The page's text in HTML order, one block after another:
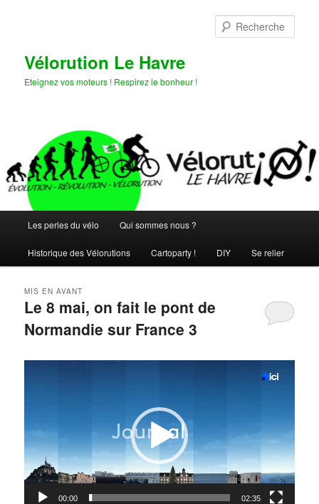
Vélorution Le Havre
Eteignez vos moteurs ! Respirez le bonheur !
principal
Les perles du vélo Qui sommes nous ?
Historique des Vélorutions Cartoparty ! DIY Se relier
Le 8 mai, on fait le pont de
Normandie sur France 3
MIS EN AVANT
00:00 02:35